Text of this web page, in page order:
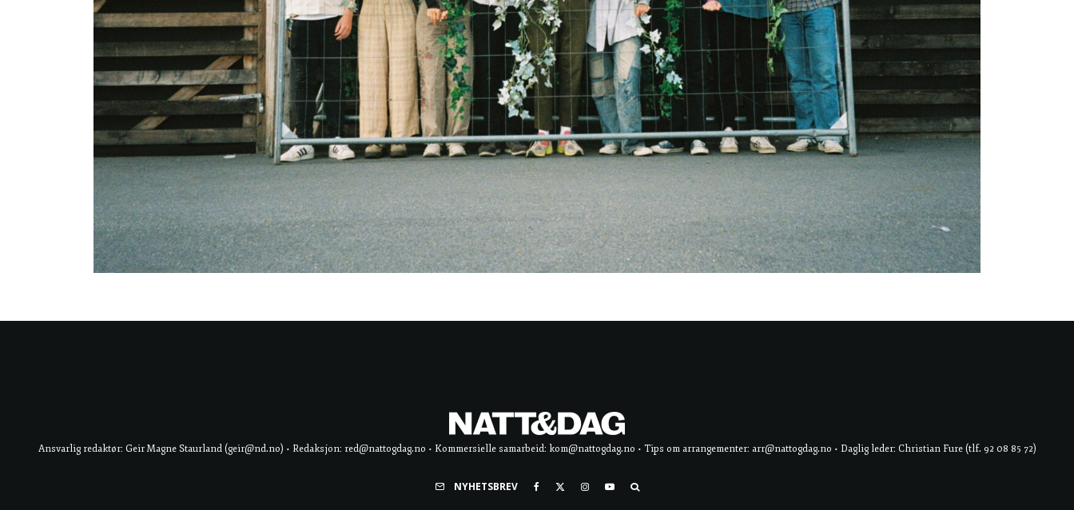
Ansvarlig redaktør: Geir Magne Staurland (geir@nd.no) • Redaksjon: red@nattogdag.no • Kommersielle samarbeid: kom@nattogdag.no • Tips om arrangementer: arr@nattogdag.no • Daglig leder: Christian Fure (tlf. 92 08 85 72)
NYHETSBREV